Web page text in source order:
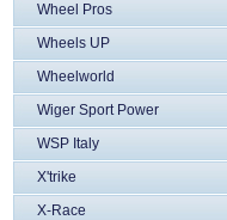
Wheel Pros
Wheels UP
Wheelworld
Wiger Sport Power
WSP Italy
X'trike
X-Race